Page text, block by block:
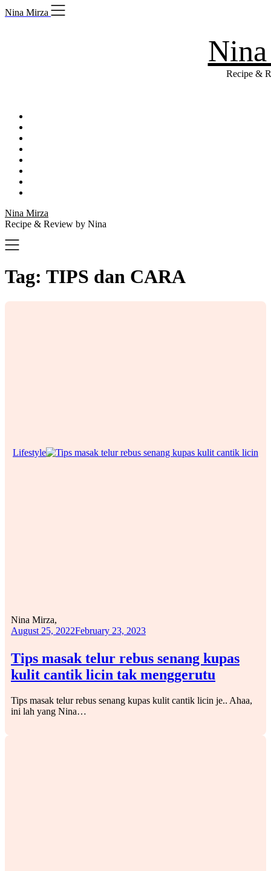
Skip
to
Nina Mirza
Recipe &
Nina Mirza
Recipe & Review by Nina
Tag: TIPS dan CARA
Lifestyle
Tips masak telur rebus senang kupas
kulit cantik licin tak menggerutu
Nina Mirza,
August 25, 2022February 23, 2023
Tips masak telur rebus senang kupas kulit cantik licin je.. Ahaa,
ini lah yang Nina…